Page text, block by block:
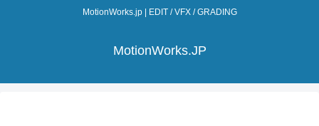
MotionWorks.jp | EDIT / VFX / GRADING
MotionWorks.JP